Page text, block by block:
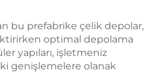
bu prefabrike çelik depolar,
optimal depolama
yapıları, işletmeniz
genişlemelere olanak